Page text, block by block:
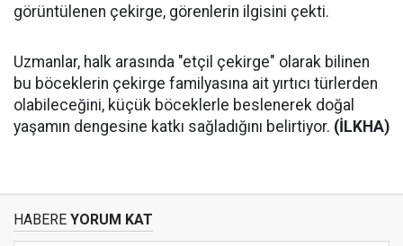
görüntülenen çekirge, görenlerin ilgisini çekti.
Uzmanlar, halk arasında "etçil çekirge" olarak bilinen
bu böceklerin çekirge familyasına ait yırtıcı türlerden
olabileceğini, küçük böceklerle beslenerek doğal
yaşamın dengesine katkı sağladığını belirtiyor. (İLKHA)
HABERE YORUM KAT